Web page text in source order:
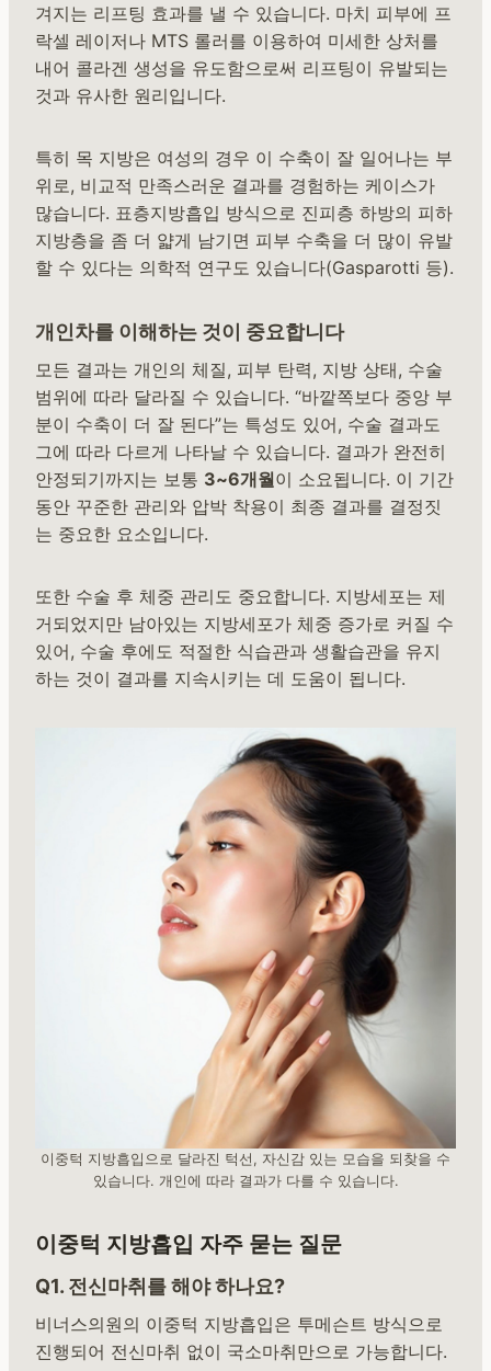
겨지는 리프팅 효과를 낼 수 있습니다. 마치 피부에 프
락셀 레이저나 MTS 롤러를 이용하여 미세한 상처를
내어 콜라겐 생성을 유도함으로써 리프팅이 유발되는
것과 유사한 원리입니다.
특히 목 지방은 여성의 경우 이 수축이 잘 일어나는 부
위로, 비교적 만족스러운 결과를 경험하는 케이스가
많습니다. 표층지방흡입 방식으로 진피층 하방의 피하
지방층을 좀 더 얇게 남기면 피부 수축을 더 많이 유발
할 수 있다는 의학적 연구도 있습니다(Gasparotti 등).
개인차를 이해하는 것이 중요합니다
모든 결과는 개인의 체질, 피부 탄력, 지방 상태, 수술
범위에 따라 달라질 수 있습니다. “바깥쪽보다 중앙 부
분이 수축이 더 잘 된다”는 특성도 있어, 수술 결과도
그에 따라 다르게 나타날 수 있습니다. 결과가 완전히
안정되기까지는 보통 3~6개월이 소요됩니다. 이 기간
동안 꾸준한 관리와 압박 착용이 최종 결과를 결정짓
는 중요한 요소입니다.
또한 수술 후 체중 관리도 중요합니다. 지방세포는 제
거되었지만 남아있는 지방세포가 체중 증가로 커질 수
있어, 수술 후에도 적절한 식습관과 생활습관을 유지
하는 것이 결과를 지속시키는 데 도움이 됩니다.
이중턱 지방흡입으로 달라진 턱선, 자신감 있는 모습을 되찾을 수
있습니다. 개인에 따라 결과가 다를 수 있습니다.
이중턱 지방흡입 자주 묻는 질문
Q1. 전신마취를 해야 하나요?
비너스의원의 이중턱 지방흡입은 투메슨트 방식으로
진행되어 전신마취 없이 국소마취만으로 가능합니다.